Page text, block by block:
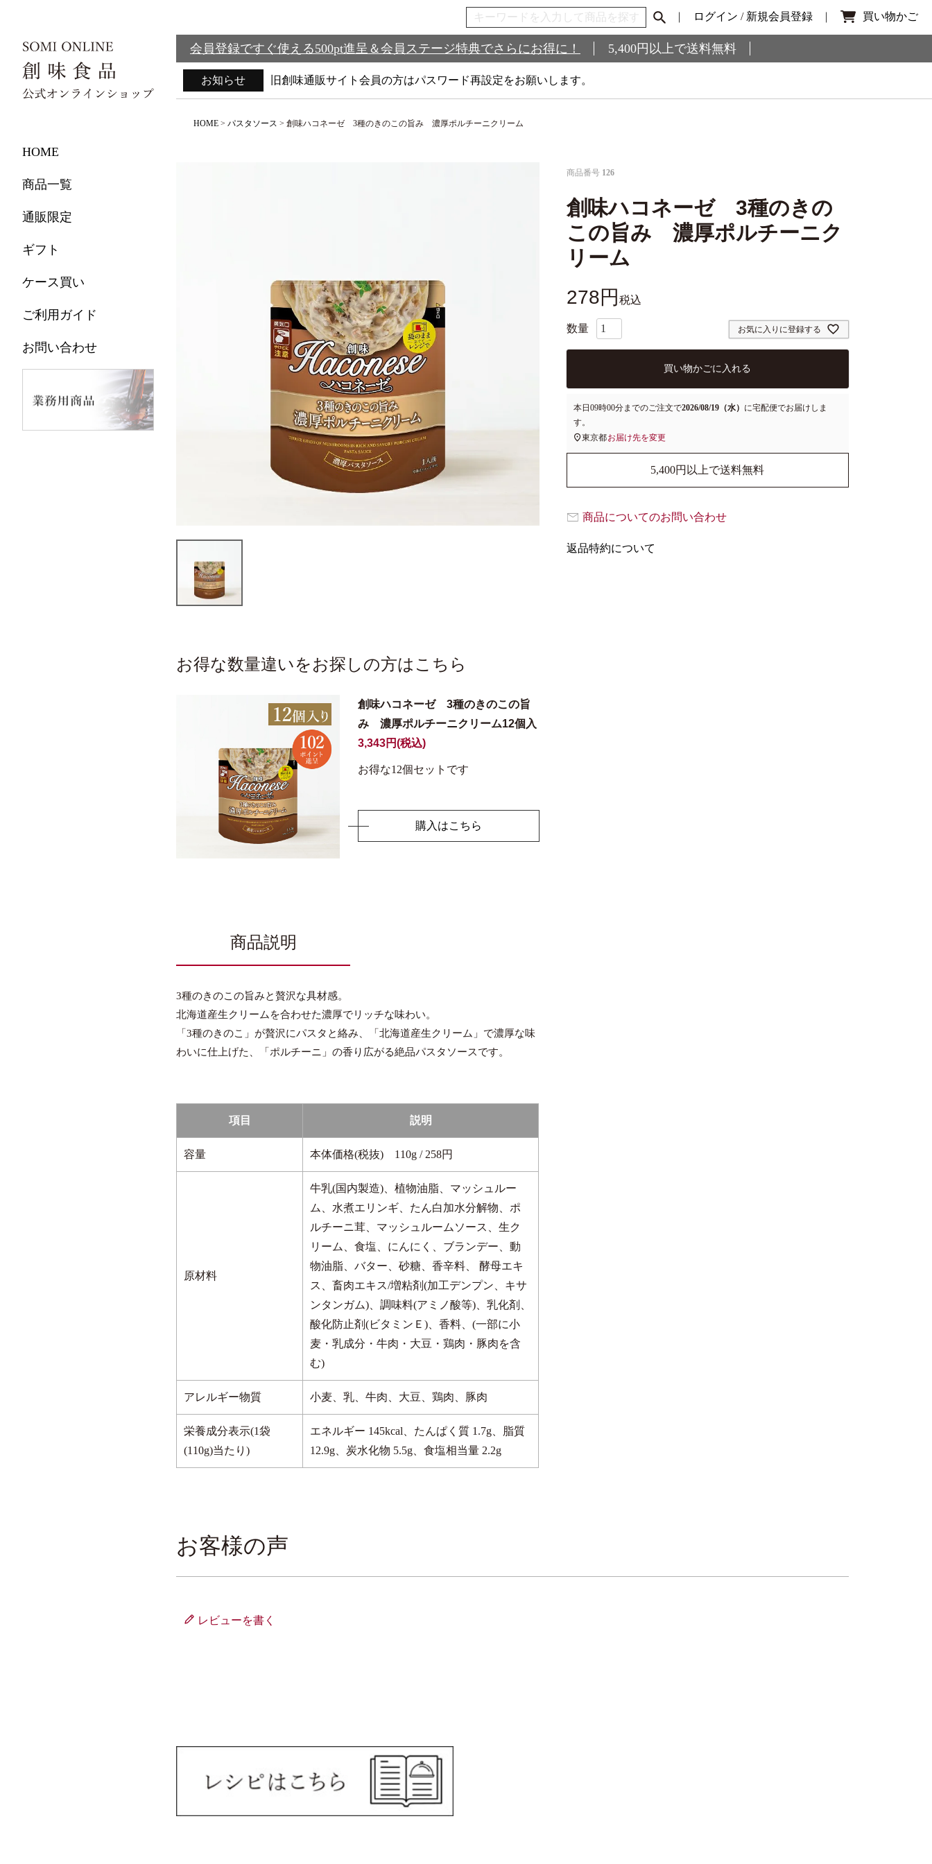
HOME
商品一覧
つゆ・だし
通販限定商品
通販限定手造りシリーズ
パスタソース
通販限定
ギフト
ギフトセット一覧
ギフトセット 2,000〜2,999円
ケース買い
ご利用ガイド
お問い合わせ
ログイン / 新規会員登録 買い物かご
会員登録ですぐ使える500pt進呈＆会員ステージ特典でさらにお得に！ 5,400円以上で送料無料
お知らせ 旧創味通販サイト会員の方はパスワード再設定をお願いします。
HOME パスタソース 創味ハコネーゼ 3種のきのこの旨み 濃厚ポルチーニクリーム
お得な数量違いをお探しの方はこちら
創味ハコネーゼ 3種のきのこの旨
み 濃厚ポルチーニクリーム12個入
3,343円(税込)
お得な12個セットです
購入はこちら
商品説明
3種のきのこの旨みと贅沢な具材感。
北海道産生クリームを合わせた濃厚でリッチな味わい。
「3種のきのこ」が贅沢にパスタと絡み、「北海道産生クリーム」で濃厚な味
わいに仕上げた、「ポルチーニ」の香り広がる絶品パスタソースです。
項目 説明
容量 本体価格(税抜) 110g / 258円
原材料
牛乳(国内製造)、植物油脂、マッシュルー
ム、水煮エリンギ、たん白加水分解物、ポ
ルチーニ茸、マッシュルームソース、生ク
リーム、食塩、にんにく、ブランデー、動
物油脂、バター、砂糖、香辛料、 酵母エキ
ス、畜肉エキス/増粘剤(加工デンプン、キサ
ンタンガム)、調味料(アミノ酸等)、乳化剤、
酸化防止剤(ビタミンＥ)、香料、(一部に小
麦・乳成分・牛肉・大豆・鶏肉・豚肉を含
む)
アレルギー物質 小麦、乳、牛肉、大豆、鶏肉、豚肉
栄養成分表示(1袋
(110g)当たり)
エネルギー 145kcal、たんぱく質 1.7g、脂質
12.9g、炭水化物 5.5g、食塩相当量 2.2g
商品番号 126
創味ハコネーゼ 3種のきの
この旨み 濃厚ポルチーニク
リーム
278 税込
お気に入りに登録する
買い物かごに入れる
本日09時00分までのご注文で2026/08/19（水） に宅配便でお届けしま
す。
東京都お届け先を変更
5,400円以上で送料無料
商品についてのお問い合わせ
返品特約について
お客様の声
レビューを書く